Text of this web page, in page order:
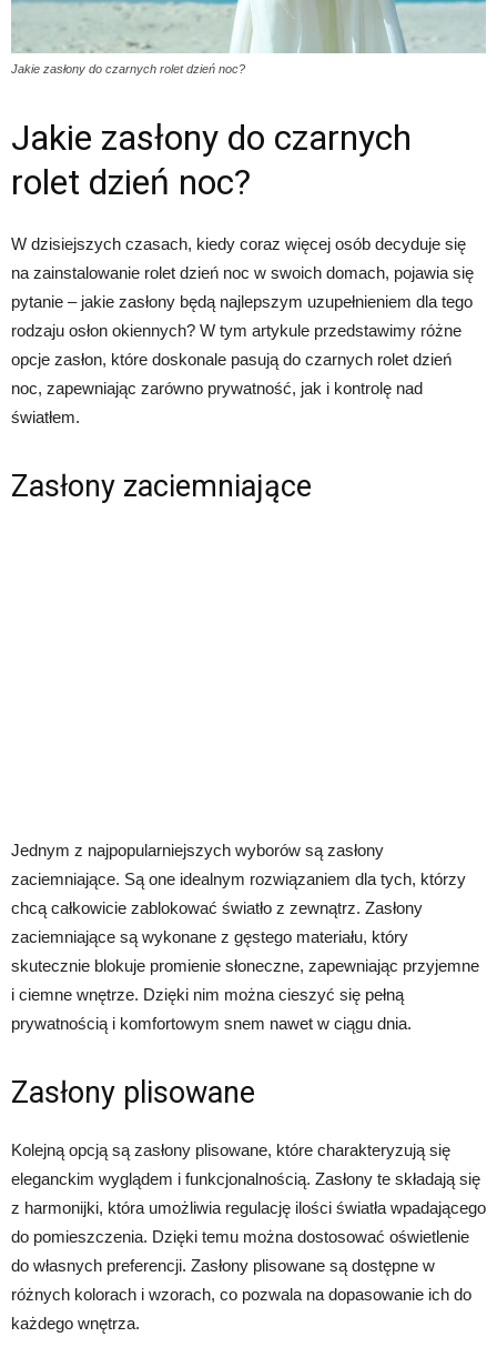
Jakie zasłony do czarnych rolet dzień noc?
Jakie zasłony do czarnych
rolet dzień noc?
W dzisiejszych czasach, kiedy coraz więcej osób decyduje się
na zainstalowanie rolet dzień noc w swoich domach, pojawia się
pytanie – jakie zasłony będą najlepszym uzupełnieniem dla tego
rodzaju osłon okiennych? W tym artykule przedstawimy różne
opcje zasłon, które doskonale pasują do czarnych rolet dzień
noc, zapewniając zarówno prywatność, jak i kontrolę nad
światłem.
Zasłony zaciemniające
Jednym z najpopularniejszych wyborów są zasłony
zaciemniające. Są one idealnym rozwiązaniem dla tych, którzy
chcą całkowicie zablokować światło z zewnątrz. Zasłony
zaciemniające są wykonane z gęstego materiału, który
skutecznie blokuje promienie słoneczne, zapewniając przyjemne
i ciemne wnętrze. Dzięki nim można cieszyć się pełną
prywatnością i komfortowym snem nawet w ciągu dnia.
Zasłony plisowane
Kolejną opcją są zasłony plisowane, które charakteryzują się
eleganckim wyglądem i funkcjonalnością. Zasłony te składają się
z harmonijki, która umożliwia regulację ilości światła wpadającego
do pomieszczenia. Dzięki temu można dostosować oświetlenie
do własnych preferencji. Zasłony plisowane są dostępne w
różnych kolorach i wzorach, co pozwala na dopasowanie ich do
każdego wnętrza.